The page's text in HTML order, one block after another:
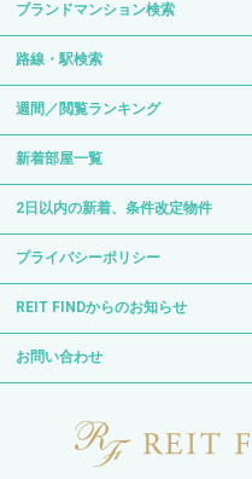
ブランドマンション検索
路線・駅検索
週間／閲覧ランキング
新着部屋一覧
2日以内の新着、条件改定物件
プライバシーポリシー
REIT FINDからのお知らせ
お問い合わせ